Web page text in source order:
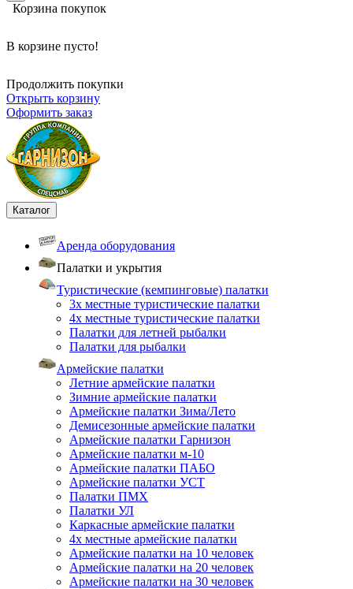
Корзина покупок
В корзине пусто!
Продолжить покупки
Открыть корзину
Оформить заказ
Каталог
Аренда оборудования
Палатки и укрытия
Туристические (кемпинговые) палатки
3х местные туристические палатки
4х местные туристические палатки
Палатки для летней рыбалки
Палатки для рыбалки
Армейские палатки
Летние армейские палатки
Зимние армейские палатки
Армейские палатки Зима/Лето
Демисезонные армейские палатки
Армейские палатки Гарнизон
Армейские палатки м-10
Армейские палатки ПАБО
Армейские палатки УСТ
Палатки ПМХ
Палатки УЛ
Каркасные армейские палатки
4х местные армейские палатки
Армейские палатки на 10 человек
Армейские палатки на 20 человек
Армейские палатки на 30 человек